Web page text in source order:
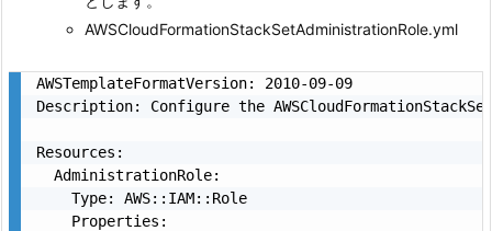
AWSCloudFormationStackSetAdministrationRole.yml
AWSTemplateFormatVersion: 2010-09-09
Description: Configure the
Resources:
  AdministrationRole:
    Type: AWS::IAM::Role
    Properties: